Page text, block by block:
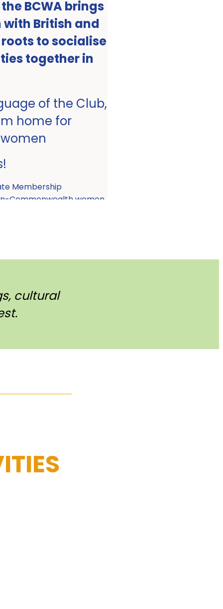
BCWA brings
British and
to socialise
together in
of the Club,
home for
Membership
Commonwealth women.
cultural